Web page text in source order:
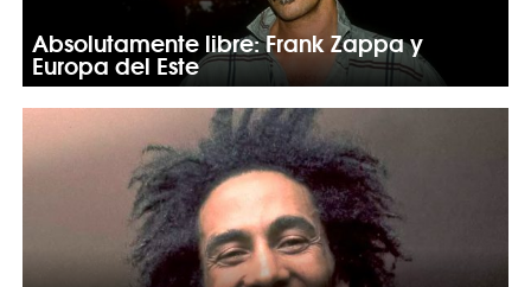
Absolutamente libre: Frank Zappa y
Europa del Este